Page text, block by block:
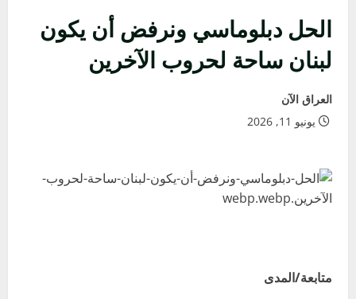
الحل دبلوماسي ونرفض أن يكون
لبنان ساحة لحروب الآخرين
العراق الآن
يونيو 11, 2026
متابعة/المدى